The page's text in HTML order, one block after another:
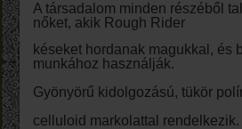
A társadalom minden részéből
nőket, akik Rough Rider
késeket hordanak magukkal, és
munkához használják.
Gyönyörű kidolgozású, tükör
celluloid markolattal rendelkezik.